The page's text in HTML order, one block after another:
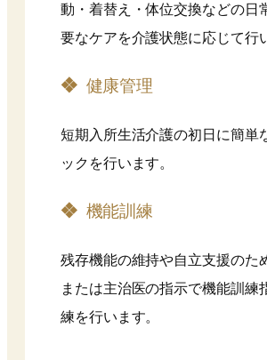
動・着替え・体位交換などの日
要なケアを介護状態に応じて行
健康管理
短期入所生活介護の初日に簡単
ックを行います。
機能訓練
残存機能の維持や自立支援のた
または主治医の指示で機能訓練
練を行います。